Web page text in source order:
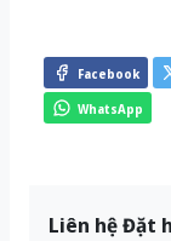
Facebook
WhatsApp
Liên hệ Đặt